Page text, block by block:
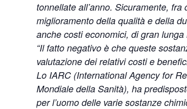
tonnellate all’anno. Sicuramente,
miglioramento della qualità e della
anche costi economici, di gran
“Il fatto negativo è che queste
valutazione dei relativi costi e
Lo IARC (International Agency for
Mondiale della Sanità), ha
per l’uomo delle varie sostanze